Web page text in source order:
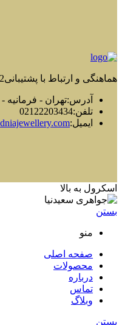
هماهنگی و ارتباط با پشتیبانی
آدرس:تهران - فرمانیه
تلفن:02122203434
ایمیل:
اسکرول به بالا
بستن
منو
صفحه اصلی
محصولات
درباره
تماس
وبلاگ
بستن